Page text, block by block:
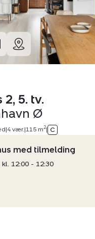
5. tv.
Ø
|4 vær.|115 m2|
med tilmelding
12:00 - 12:30